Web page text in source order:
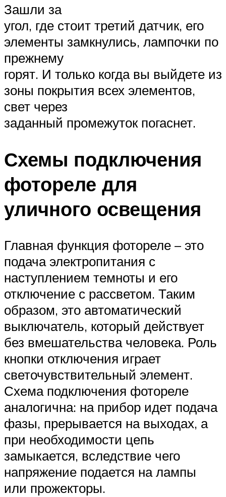
Зашли за
угол, где стоит третий датчик, его
элементы замкнулись, лампочки по
прежнему
горят. И только когда вы выйдете из
зоны покрытия всех элементов,
свет через
заданный промежуток погаснет.
Схемы подключения
фотореле для
уличного освещения
Главная функция фотореле – это
подача электропитания с
наступлением темноты и его
отключение с рассветом. Таким
образом, это автоматический
выключатель, который действует
без вмешательства человека. Роль
кнопки отключения играет
светочувствительный элемент.
Схема подключения фотореле
аналогична: на прибор идет подача
фазы, прерывается на выходах, а
при необходимости цепь
замыкается, вследствие чего
напряжение подается на лампы
или прожекторы.